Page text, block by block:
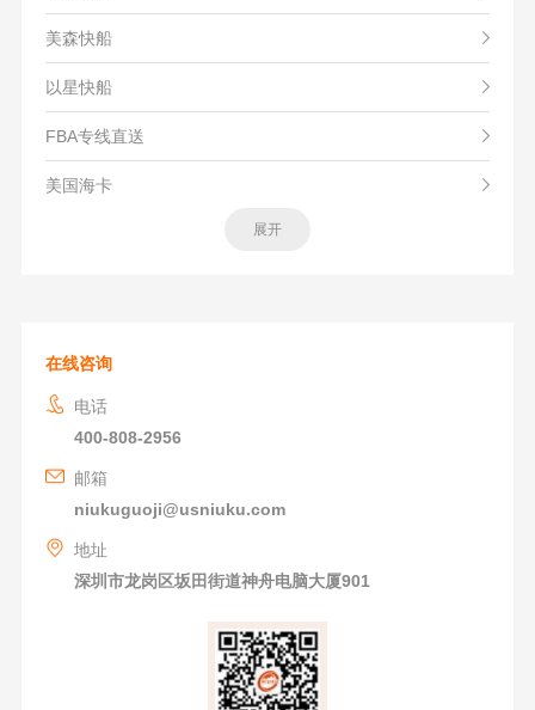
美森快船
以星快船
FBA专线直送
美国海卡
展开
在线咨询
电话
400-808-2956
邮箱
niukuguoji@usniuku.com
地址
深圳市龙岗区坂田街道神舟电脑大厦901